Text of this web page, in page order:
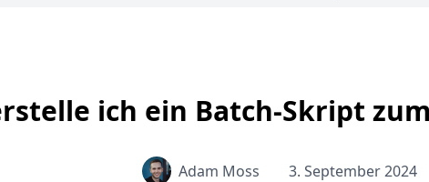
ich ein Batch-Skript
Adam Moss 3. September 2024